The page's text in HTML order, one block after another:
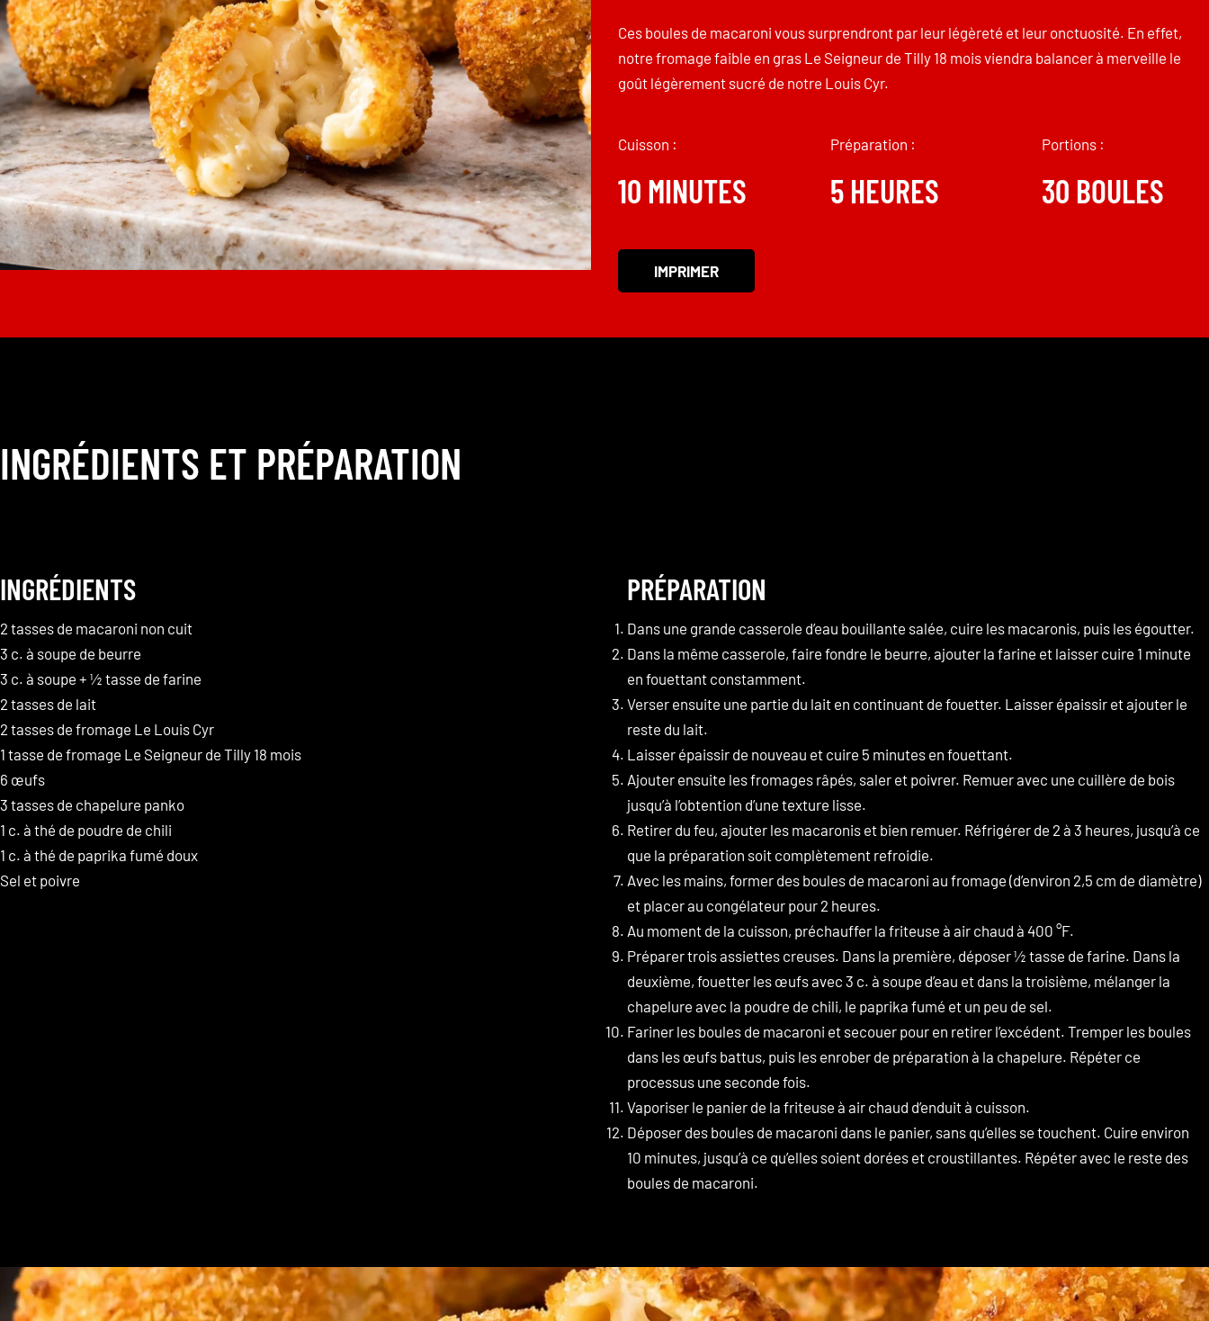
Ces boules de macaroni vous surprendront par leur légèreté et leur onctuosité. En effet,
notre fromage faible en gras Le Seigneur de Tilly 18 mois viendra balancer à merveille le
goût légèrement sucré de notre Louis Cyr.
Cuisson :
10 MINUTES
Préparation :
5 HEURES
Portions :
30 BOULES
IMPRIMER
INGRÉDIENTS ET PRÉPARATION
INGRÉDIENTS
2 tasses de macaroni non cuit
3 c. à soupe de beurre
3 c. à soupe + ½ tasse de farine
2 tasses de lait
2 tasses de fromage Le Louis Cyr
1 tasse de fromage Le Seigneur de Tilly 18 mois
6 œufs
3 tasses de chapelure panko
1 c. à thé de poudre de chili
1 c. à thé de paprika fumé doux
Sel et poivre
PRÉPARATION
Dans une grande casserole d’eau bouillante salée, cuire les macaronis, puis les égoutter.
Dans la même casserole, faire fondre le beurre, ajouter la farine et laisser cuire 1 minute
en fouettant constamment.
Verser ensuite une partie du lait en continuant de fouetter. Laisser épaissir et ajouter le
reste du lait.
Laisser épaissir de nouveau et cuire 5 minutes en fouettant.
Ajouter ensuite les fromages râpés, saler et poivrer. Remuer avec une cuillère de bois
jusqu’à l’obtention d’une texture lisse.
Retirer du feu, ajouter les macaronis et bien remuer. Réfrigérer de 2 à 3 heures, jusqu’à ce
que la préparation soit complètement refroidie.
Avec les mains, former des boules de macaroni au fromage (d’environ 2,5 cm de diamètre)
et placer au congélateur pour 2 heures.
Au moment de la cuisson, préchauffer la friteuse à air chaud à 400 °F.
Préparer trois assiettes creuses. Dans la première, déposer ½ tasse de farine. Dans la
deuxième, fouetter les œufs avec 3 c. à soupe d’eau et dans la troisième, mélanger la
chapelure avec la poudre de chili, le paprika fumé et un peu de sel.
Fariner les boules de macaroni et secouer pour en retirer l’excédent. Tremper les boules
dans les œufs battus, puis les enrober de préparation à la chapelure. Répéter ce
processus une seconde fois.
Vaporiser le panier de la friteuse à air chaud d’enduit à cuisson.
Déposer des boules de macaroni dans le panier, sans qu’elles se touchent. Cuire environ
10 minutes, jusqu’à ce qu’elles soient dorées et croustillantes. Répéter avec le reste des
boules de macaroni.
STAY TUNED FOR EXCLUSIVE
OFFERS
Join our community and get 10% off
First Name
Last Name
Date of Birth
LangueFrançais English
Email Adress
SIGN UP
NO, THANK YOU